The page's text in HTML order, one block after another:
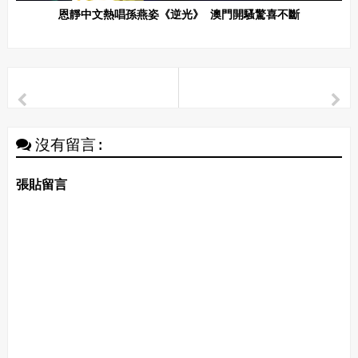
恩靜中文熱唱孫燕姿《逆光》 澳門開騷驚喜不斷
沒有留言:
張貼留言